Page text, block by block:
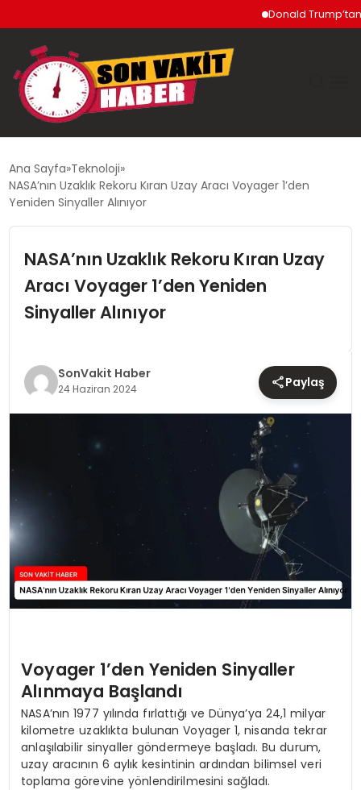
Donald Trump’tan
SIYASET
EKONOMI
SPOR
TEKNOLOJI
YAŞAM
Ana Sayfa Teknoloji
NASA’nın Uzaklık Rekoru Kıran Uzay Aracı Voyager 1’den
Yeniden Sinyaller Alınıyor
NASA’nın Uzaklık Rekoru Kıran Uzay
Aracı Voyager 1’den Yeniden
Sinyaller Alınıyor
SonVakit Haber
24 Haziran 2024 Paylaş
Voyager 1’den Yeniden Sinyaller
Alınmaya Başlandı
NASA’nın 1977 yılında fırlattığı ve Dünya’ya 24,1 milyar
kilometre uzaklıkta bulunan Voyager 1, nisanda tekrar
anlaşılabilir sinyaller göndermeye başladı. Bu durum,
uzay aracının 6 aylık kesintinin ardından bilimsel veri
toplama görevine yönlendirilmesini sağladı.